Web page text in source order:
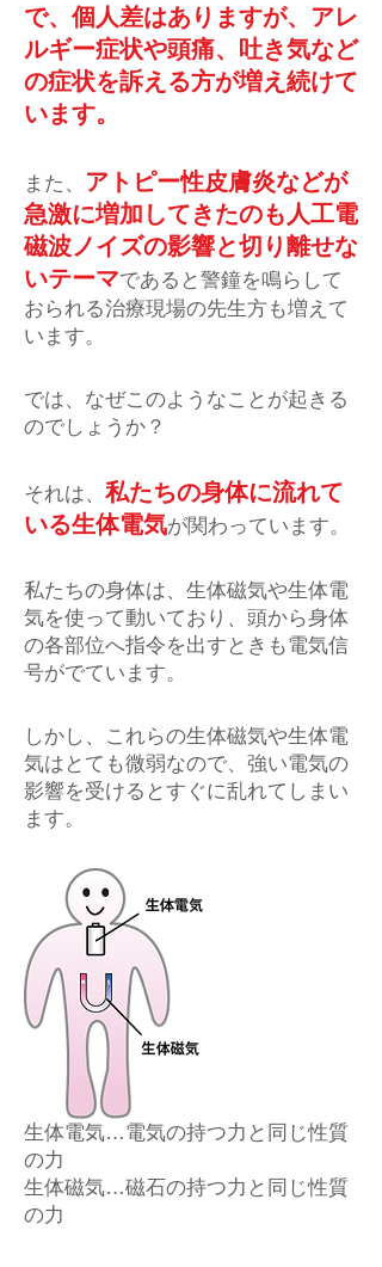
で、個人差はありますが、アレ
ルギー症状や頭痛、吐き気など
の症状を訴える方が増え続けて
います。
また、
アトピー性皮膚炎などが
急激に増加してきたのも人工電
磁波ノイズの影響と切り離せな
いテーマであると警鐘を鳴らして
おられる治療現場の先生方も増えて
います。
では、なぜこのようなことが起きる
のでしょうか？
それは、 私たちの身体に流れて
いる生体電気が関わっています。
私たちの身体は、生体磁気や生体電
気を使って動いており、頭から身体
の各部位へ指令を出すときも電気信
号がでています。
しかし、これらの生体磁気や生体電
気はとても微弱なので、強い電気の
影響を受けるとすぐに乱れてしまい
ます。
生体電気…電気の持つ力と同じ性質
の力
生体磁気…磁石の持つ力と同じ性質
の力